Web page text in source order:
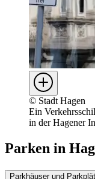
© Stadt Hagen
Ein
in der Hagener
Parken in
Parkhäuser und